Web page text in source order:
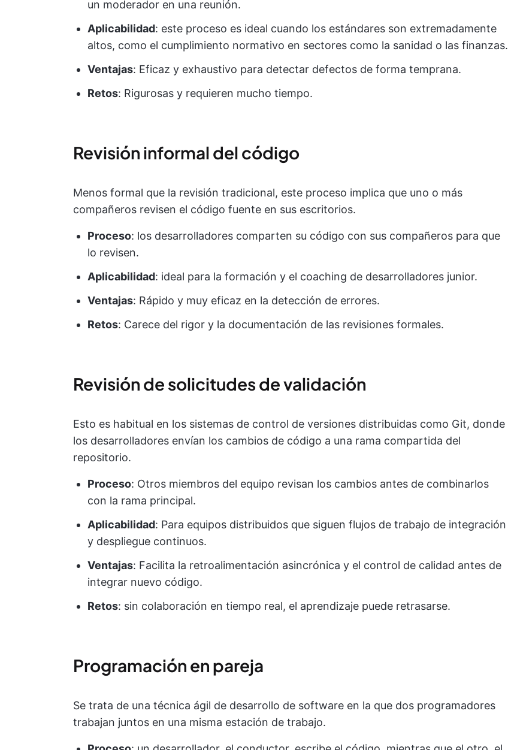
un moderador en una reunión.
Aplicabilidad: este proceso es ideal cuando los estándares son extremadamente
altos, como el cumplimiento normativo en sectores como la sanidad o las finanzas.
Ventajas: Eficaz y exhaustivo para detectar defectos de forma temprana.
Retos: Rigurosas y requieren mucho tiempo.
Revisión informal del código
Menos formal que la revisión tradicional, este proceso implica que uno o más
compañeros revisen el código fuente en sus escritorios.
Proceso: los desarrolladores comparten su código con sus compañeros para que
lo revisen.
Aplicabilidad: ideal para la formación y el coaching de desarrolladores junior.
Ventajas: Rápido y muy eficaz en la detección de errores.
Retos: Carece del rigor y la documentación de las revisiones formales.
Revisión de solicitudes de validación
Esto es habitual en los sistemas de control de versiones distribuidas como Git, donde
los desarrolladores envían los cambios de código a una rama compartida del
repositorio.
Proceso: Otros miembros del equipo revisan los cambios antes de combinarlos
con la rama principal.
Aplicabilidad: Para equipos distribuidos que siguen flujos de trabajo de integración
y despliegue continuos.
Ventajas: Facilita la retroalimentación asincrónica y el control de calidad antes de
integrar nuevo código.
Retos: sin colaboración en tiempo real, el aprendizaje puede retrasarse.
Programación en pareja
Se trata de una técnica ágil de desarrollo de software en la que dos programadores
trabajan juntos en una misma estación de trabajo.